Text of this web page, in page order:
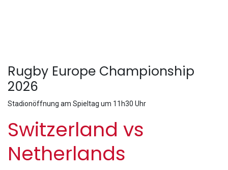
Rugby Europe Championship
2026
Stadionöffnung am Spieltag um 11h30 Uhr
Switzerland vs
Netherlands